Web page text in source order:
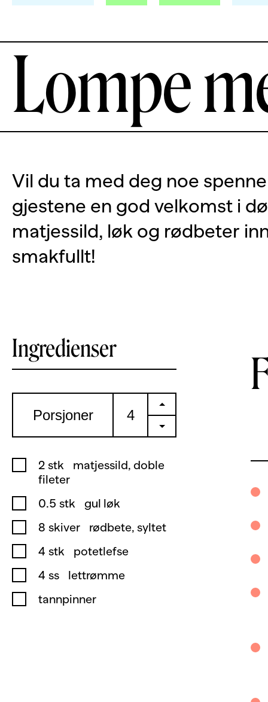
Lompe
Vil du ta med deg noe
gjestene en god velkomst i
matjessild, løk og rødbeter
smakfullt!
Ingredienser
Porsjoner
2 stk
matjessild, doble
fileter
0.5 stk
gul løk
8 skiver
rødbete, syltet
4 stk
potetlefse
4 ss
lettrømme
tannpinner